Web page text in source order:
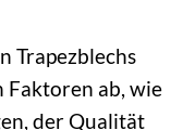
Trapezblechs
Faktoren ab, wie
der Qualität